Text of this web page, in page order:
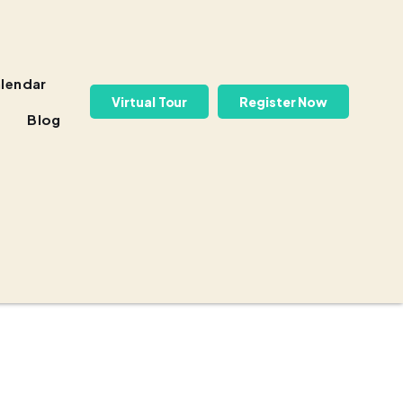
Blog
Virtual Tour Register Now